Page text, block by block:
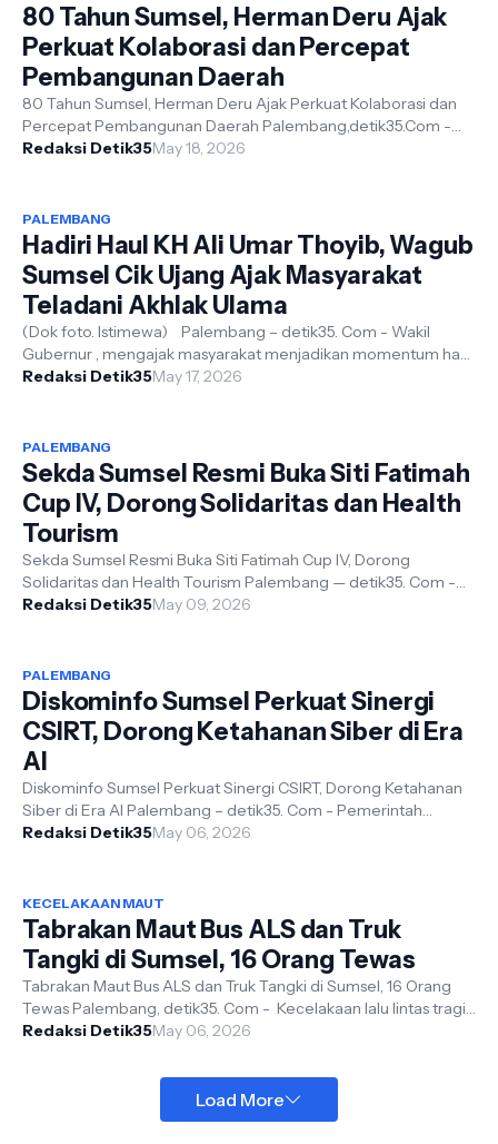
80 Tahun Sumsel, Herman Deru Ajak
Perkuat Kolaborasi dan Percepat
Pembangunan Daerah
80 Tahun Sumsel, Herman Deru Ajak Perkuat Kolaborasi dan
Percepat Pembangunan Daerah Palembang,detik35.Com -
Peringatan Hari Jadi ke-80 Prov...
Redaksi Detik35May 18, 2026
PALEMBANG
Hadiri Haul KH Ali Umar Thoyib, Wagub
Sumsel Cik Ujang Ajak Masyarakat
Teladani Akhlak Ulama
(Dok foto. Istimewa) Palembang – detik35. Com - Wakil
Gubernur , mengajak masyarakat menjadikan momentum haul
ulama sebagai sarana mempe...
Redaksi Detik35May 17, 2026
PALEMBANG
Sekda Sumsel Resmi Buka Siti Fatimah
Cup IV, Dorong Solidaritas dan Health
Tourism
Sekda Sumsel Resmi Buka Siti Fatimah Cup IV, Dorong
Solidaritas dan Health Tourism Palembang — detik35. Com -
Sekretaris Daerah Provinsi Su...
Redaksi Detik35May 09, 2026
PALEMBANG
Diskominfo Sumsel Perkuat Sinergi
CSIRT, Dorong Ketahanan Siber di Era
AI
Diskominfo Sumsel Perkuat Sinergi CSIRT, Dorong Ketahanan
Siber di Era AI Palembang – detik35. Com - Pemerintah
Provinsi Sumatera Selatan m...
Redaksi Detik35May 06, 2026
KECELAKAAN MAUT
Tabrakan Maut Bus ALS dan Truk
Tangki di Sumsel, 16 Orang Tewas
Tabrakan Maut Bus ALS dan Truk Tangki di Sumsel, 16 Orang
Tewas Palembang, detik35. Com - Kecelakaan lalu lintas tragis
terjadi di Jalan L...
Redaksi Detik35May 06, 2026
Load More